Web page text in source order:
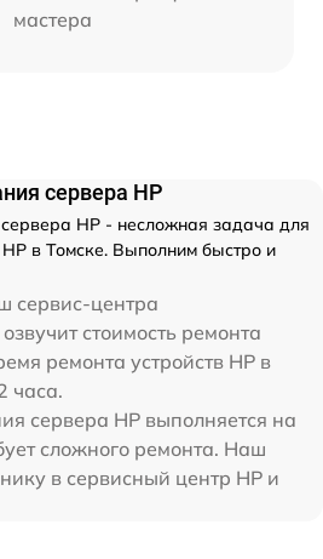
мастера
сервера HP
HP - несложная задача для
в Томске. Выполним быстро и
сервис-центра
стоимость ремонта
ремонта устройств HP в
часа.
сервера HP выполняется на
сложного ремонта. Наш
в сервисный центр HP и